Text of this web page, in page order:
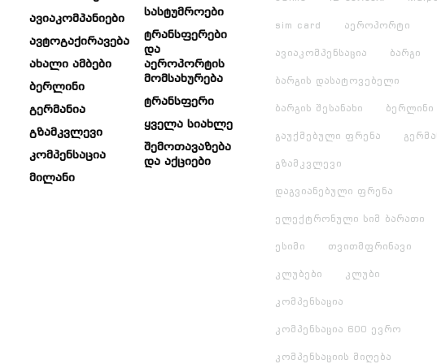
Ავიაკომპანიები
Ავტოგაქირავება
Ახალი Ამბები
Ბერლინი
Გერმანია
Გზამკვლევი
Კომპენსაცია
Მილანი
Სასტუმროები
Ტრანსფერები
Და
Აეროპორტის
Მომსახურება
Ტრანსფერი
Ყველა Სიახლე
Შემოთავაზება
Და Აქციები
sim card აეროპორტი
ავიაკომპენსაცია ბარგი
ბარგის დასატოვებელი
ბარგის შესანახი ბერლინი
გაუქმებული ფრენა
გზამკვლევი
დაგვიანებული ფრენა
ელექტრონული სიმ ბარათი
ესიმი თვითმფრინავი
კლუბები კლუბი
კომპენსაცია
კომპენსაცია 600 ევრო
კომპენსაციის მიღება